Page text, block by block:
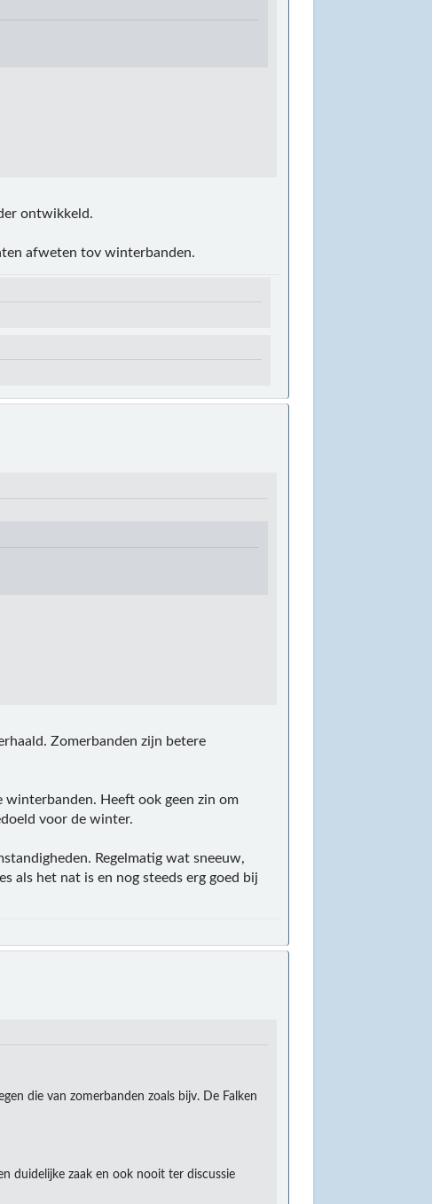
ontwikkeld.
afweten tov winterbanden.
Zomerbanden zijn betere
Heeft ook geen zin om
voor de winter.
Regelmatig wat sneeuw,
als het nat is en nog steeds erg goed bij
die van zomerbanden zoals bijv. De Falken
duidelijke zaak en ook nooit ter discussie